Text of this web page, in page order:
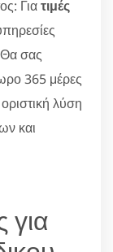
Γιατιμές
Θα σας
365 μέρες
λύση
και
για